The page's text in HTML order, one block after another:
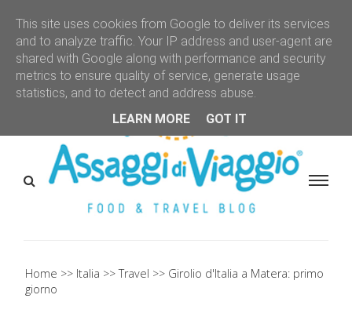
Home Italia Travel
Girolio d'Italia a Matera: primo
giorno
This site uses cookies from Google to deliver its services
and to analyze traffic. Your IP address and user-agent are
shared with Google along with performance and security
metrics to ensure quality of service, generate usage
statistics, and to detect and address abuse.
LEARN MORE
GOT IT